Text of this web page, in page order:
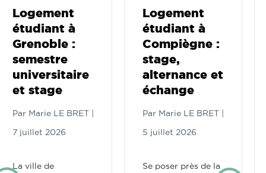
Logement
étudiant à
Grenoble :
semestre
universitaire
et stage
Par Marie LE BRET
7 juillet 2026
La ville de
Logement
étudiant à
Compiègne :
stage,
alternance et
échange
Par Marie LE BRET
5 juillet 2026
Se poser près de la